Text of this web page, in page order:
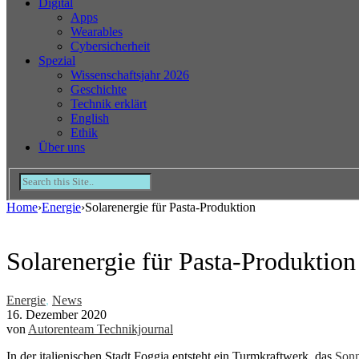
Apps
Wearables
Cybersicherheit
Spezial
Wissenschaftsjahr 2026
Geschichte
Technik erklärt
English
Ethik
Über uns
Home›Energie›Solarenergie für Pasta-Produktion
Solarenergie für Pasta-Produktion
Energie, News
16. Dezember 2020
von Autorenteam Technikjournal